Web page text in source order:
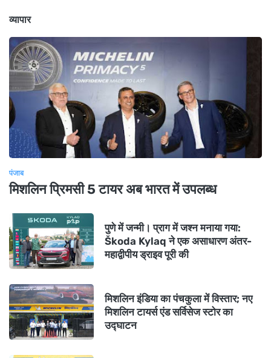
व्यापार
पंजाब
मिशलिन प्रिमसी 5 टायर अब भारत में उपलब्ध
पुणे में जन्मी। प्राग में जश्न मनाया गया:
Škoda Kylaq ने एक असाधारण अंतर-
महाद्वीपीय ड्राइव पूरी की
मिशलिन इंडिया का पंचकुला में विस्तार; नए
मिशलिन टायर्स एंड सर्विसेज स्टोर का
उद्घाटन